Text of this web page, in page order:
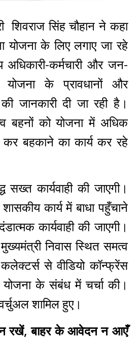
शिवराज सिंह चौहान ने कहा
योजना के लिए लगाए जा रहे
अधिकारी-कर्मचारी और जन-
योजना के प्रावधानों और
जानकारी दी जा रही है।
बहनों को योजना में अधिक
कर बहकाने का कार्य कर रहे
सख्त कार्यवाही की जाएगी।
कार्य में बाधा पहुँचाने
कार्यवाही की जाएगी।
निवास स्थित समत्व
से वीडियो कॉन्फ्रेंस
योजना के संबंध में चर्चा की।
शामिल हुए।
रखें, बाहर के आवेदन न आएँ